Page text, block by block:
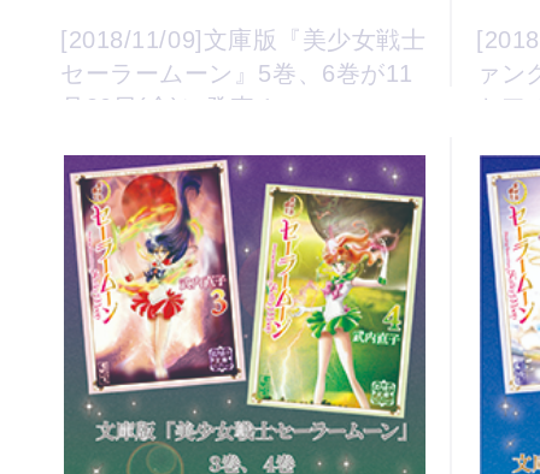
[2018/11/09]文庫版『美少女戦士
セーラームーン』5巻、6巻が11
月30日(金)に発売！
ァン
トア